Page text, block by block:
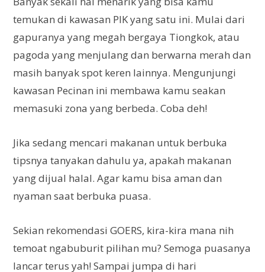
temukan di kawasan PIK yang satu ini. Mulai dari
gapuranya yang megah bergaya Tiongkok, atau
pagoda yang menjulang dan berwarna merah dan
masih banyak spot keren lainnya. Mengunjungi
kawasan Pecinan ini membawa kamu seakan
memasuki zona yang berbeda. Coba deh!
Jika sedang mencari makanan untuk berbuka
tipsnya tanyakan dahulu ya, apakah makanan
yang dijual halal. Agar kamu bisa aman dan
nyaman saat berbuka puasa.
Sekian rekomendasi GOERS, kira-kira mana nih
temoat ngabuburit pilihan mu? Semoga puasanya
lancar terus yah! Sampai jumpa di hari